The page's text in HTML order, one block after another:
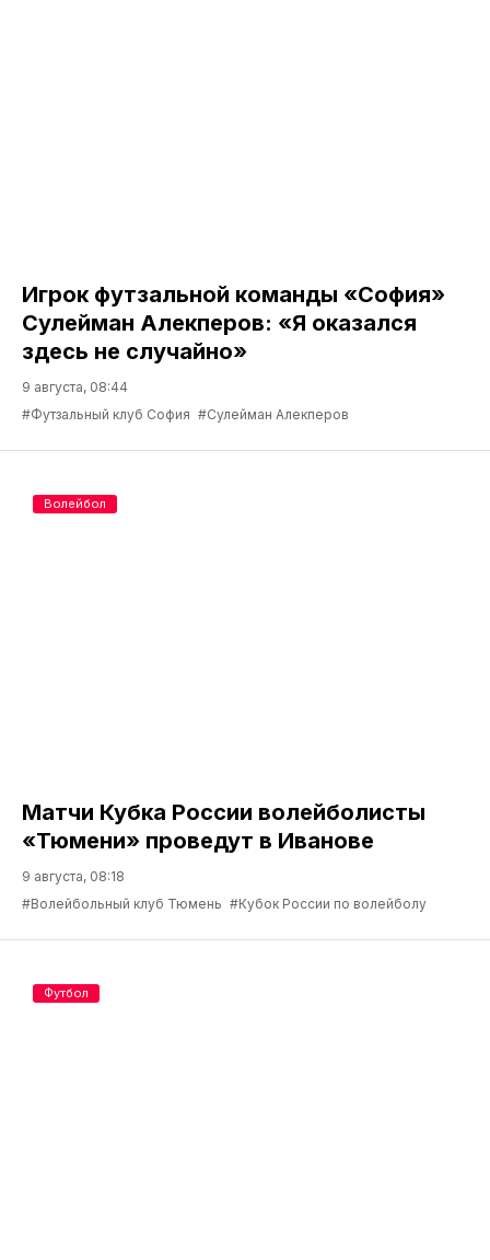
Игрок футзальной команды «София»
Сулейман Алекперов: «Я оказался
здесь не случайно»
9 августа, 08:44
#Футзальный клуб София #Сулейман Алекперов
Матчи Кубка России волейболисты
«Тюмени» проведут в Иванове
9 августа, 08:18
#Волейбольный клуб Тюмень #Кубок России по волейболу
Волейбол
Футбол